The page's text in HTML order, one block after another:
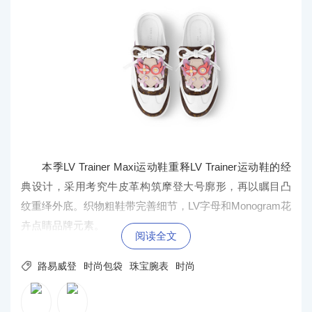
本季LV Trainer Maxi运动鞋重释LV Trainer运动鞋的经
典设计，采用考究牛皮革构筑摩登大号廓形，再以瞩目凸
纹重绎外底。织物粗鞋带完善细节，LV字母和Monogram花
卉点睛品牌元素。
阅读全文
 路易威登 时尚包袋 珠宝腕表 时尚